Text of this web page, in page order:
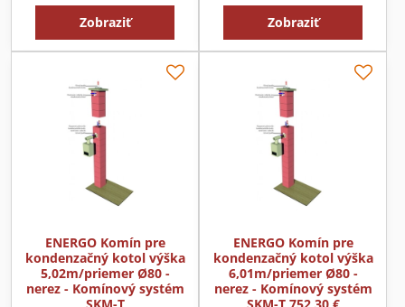
Zobraziť Zobraziť
ENERGO Komín pre
kondenzačný kotol výška
5,02m/priemer Ø80 -
nerez - Komínový systém
SKM-T
ENERGO Komín pre
kondenzačný kotol výška
6,01m/priemer Ø80 -
nerez - Komínový systém
SKM-T 752,30 €